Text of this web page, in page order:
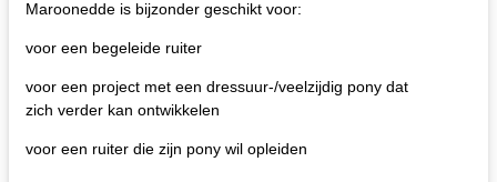
Maroonedde is bijzonder geschikt voor:
voor een begeleide ruiter
voor een project met een dressuur-/veelzijdig pony dat
zich verder kan ontwikkelen
voor een ruiter die zijn pony wil opleiden